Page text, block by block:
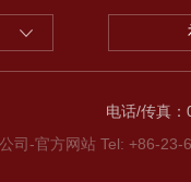
电话/传真
司-官方网站 Tel: +86-23-